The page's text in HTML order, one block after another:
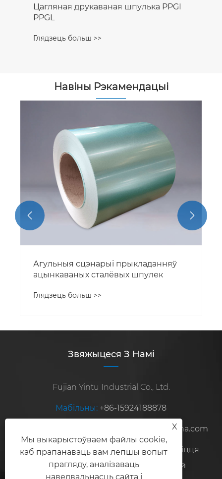
Цагляная друкаваная шпулька PPGI
PPGL
Глядзець больш >>
Навіны Рэкамендацыі
Агульныя сцэнарыі прыкладанняў
ацынкаваных сталёвых шпулек
Глядзець больш >>
 
Звяжыцеся З Намі
Fujian Yintu Industrial Co., Ltd.
Мабільны: +86-15924188878
steelexport2010@sina.com
Адрас:No.8, Hongshan Road, зона развіцця
Чжанчжоу, правінцыя Фуцзян, Кітай
X
Мы выкарыстоўваем файлы cookie,
каб прапанаваць вам лепшы вопыт
прагляду, аналізаваць
наведвальнасць сайта і